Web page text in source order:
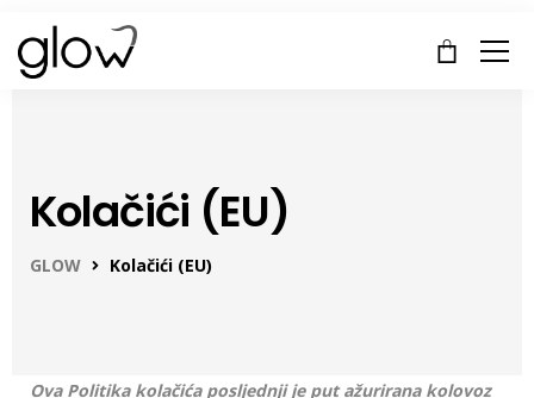
Kolačići (EU)
GLOW Kolačići (EU)
Ova Politika kolačića posljednji je put ažurirana kolovoz